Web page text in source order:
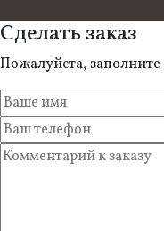
Сделать заказ
Пожалуйста,